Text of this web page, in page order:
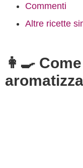
Commenti
Altre ricette
👩‍🍳